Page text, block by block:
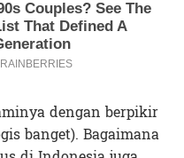
dengan berpikir
banget). Bagaimana